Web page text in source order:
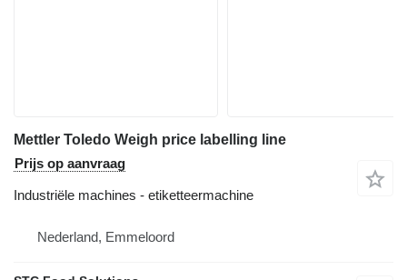
Mettler Toledo Weigh price labelling line
Prijs op aanvraag
Industriële machines - etiketteermachine
Nederland, Emmeloord